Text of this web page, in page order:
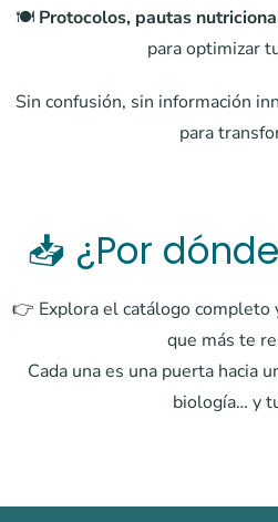
🍽️ Protocolos, pautas
para optimizar
Sin confusión, sin información
para
📥 ¿Por
👉 Explora el catálogo completo
que más te
Cada una es una puerta hacia
biología… y